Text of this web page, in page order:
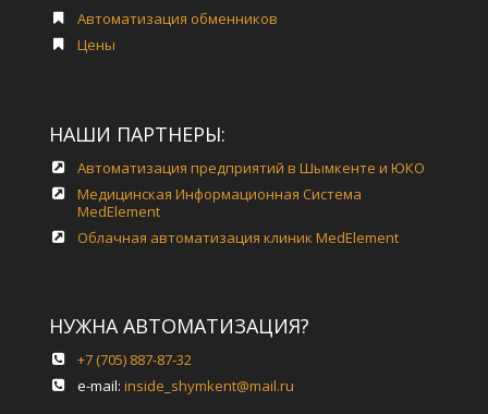
Автоматизация обменников
Цены
НАШИ ПАРТНЕРЫ:
Автоматизация предприятий в Шымкенте и ЮКО
Медицинская Информационная Система
MedElement
Облачная автоматизация клиник MedElement
НУЖНА АВТОМАТИЗАЦИЯ?
+7 (705) 887-87-32
e-mail: inside_shymkent@mail.ru